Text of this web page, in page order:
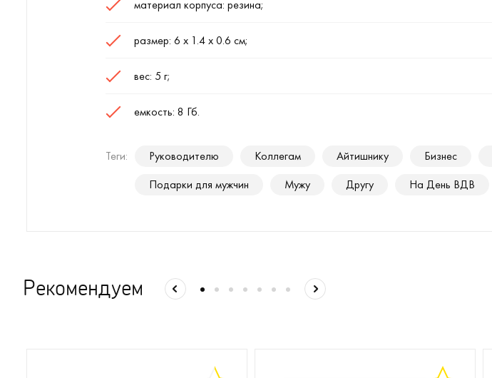
материал корпуса: резина;
размер: 6 х 1.4 х 0.6 см;
вес: 5 г;
емкость: 8 Гб.
Теги: Руководителю Коллегам Айтишнику Бизнес
Подарки для мужчин
Мужу Другу На День ВДВ
Рекомендуем